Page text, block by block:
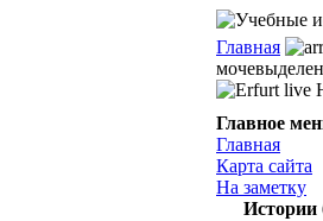
Главная
Главное
Главная
Карта сайта
На заметку
Истории